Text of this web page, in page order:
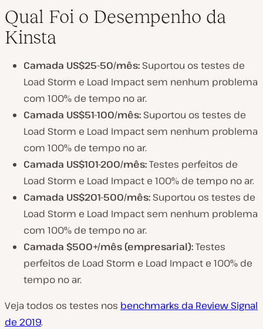
Qual Foi o Desempenho da
Kinsta
Camada US$25-50/mês: Suportou os testes de
Load Storm e Load Impact sem nenhum problema
com 100% de tempo no ar.
Camada US$51-100/mês: Suportou os testes de
Load Storm e Load Impact sem nenhum problema
com 100% de tempo no ar.
Camada US$101-200/mês:Testes perfeitos de
Load Storm e Load Impact e 100% de tempo no ar.
Camada US$201-500/mês: Suportou os testes de
Load Storm e Load Impact sem nenhum problema
com 100% de tempo no ar.
Camada $500+/mês (empresarial):Testes
perfeitos de Load Storm e Load Impact e 100% de
tempo no ar.
Veja todos os testes nos benchmarks da Review Signal
de 2019.